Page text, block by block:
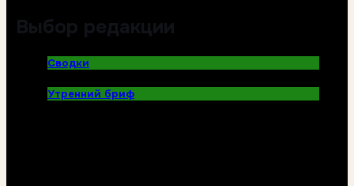
Выбор редакции
Сводки
Утренний бриф